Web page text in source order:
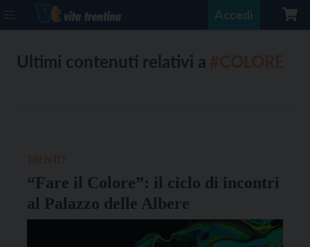
Accedi
Ultimi contenuti relativi a
“Fare il Colore”: il ciclo di incontri
al Palazzo delle Albere